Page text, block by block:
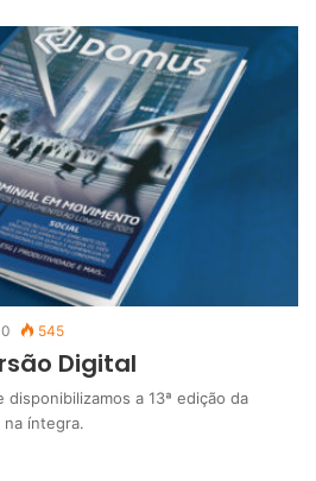
0 545
Digital
disponibilizamos a 13ª edição da
na íntegra.